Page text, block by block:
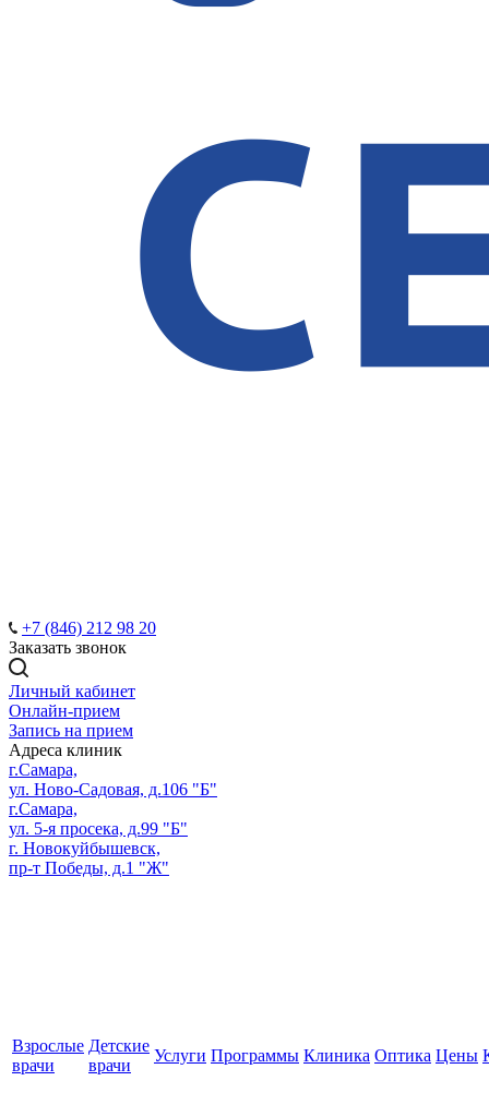
+7 (846) 212 98 20
Заказать звонок
Личный кабинет
Онлайн-прием
Запись на прием
Адреса клиник
г.Самара,
ул. Ново-Садовая, д.106 "Б"
г.Самара,
ул. 5-я просека, д.99 "Б"
г. Новокуйбышевск,
пр-т Победы, д.1 "Ж"
Взрослые
врачи
Детские
врачи
Услуги Программы Клиника Оптика Цены